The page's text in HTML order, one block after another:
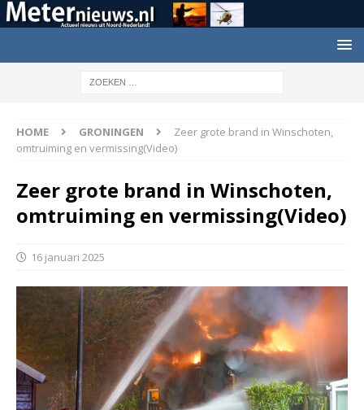
HOME GRONINGEN
Zeer grote brand in Winschoten,
omtruiming en vermissing(Video)
Zeer grote brand in Winschoten,
omtruiming en vermissing(Video)
16 januari 2025